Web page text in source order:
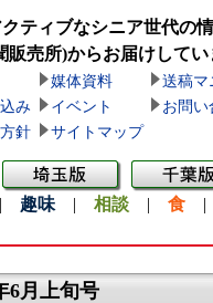
ティブなシニア世代の
販売所)からお届けしてい
媒体資料
送稿マ
み
イベント
お問い
針
サイトマップ
趣味 | 相談 | 食
6月上旬号